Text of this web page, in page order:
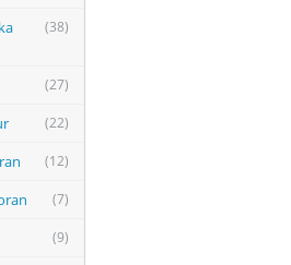
(38)
(27)
(22)
(12)
(7)
(9)